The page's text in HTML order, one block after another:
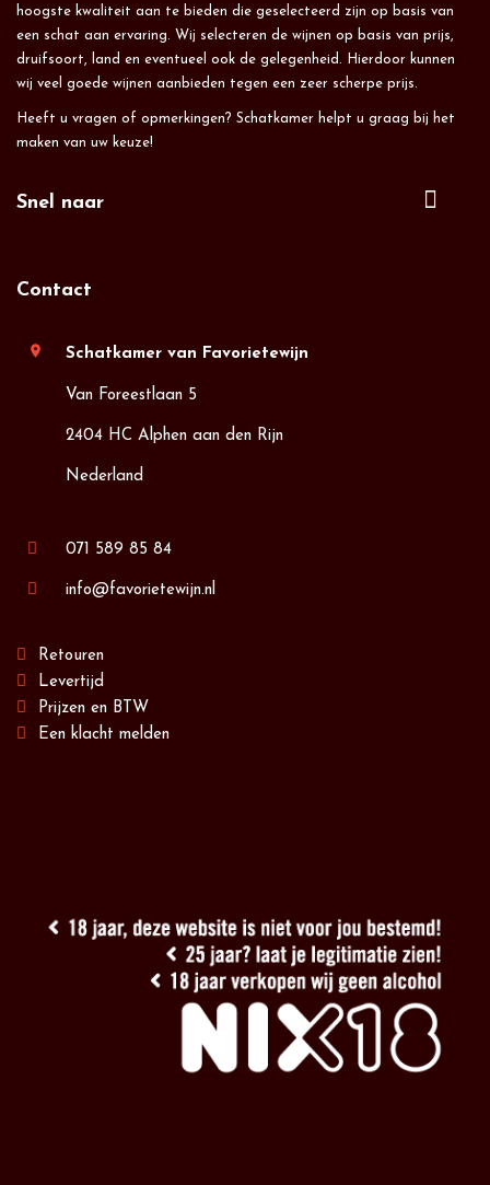
hoogste kwaliteit aan te bieden die geselecteerd zijn op basis van
een schat aan ervaring. Wij selecteren de wijnen op basis van prijs,
druifsoort, land en eventueel ook de gelegenheid. Hierdoor kunnen
wij veel goede wijnen aanbieden tegen een zeer scherpe prijs.
Heeft u vragen of opmerkingen? Schatkamer helpt u graag bij het
maken van uw keuze!
Snel naar
Contact
location_on Schatkamer van Favorietewijn
Van Foreestlaan 5
2404 HC Alphen aan den Rijn
Nederland
071 589 85 84
info@favorietewijn.nl
Retouren
Levertijd
Prijzen en BTW
Een klacht melden